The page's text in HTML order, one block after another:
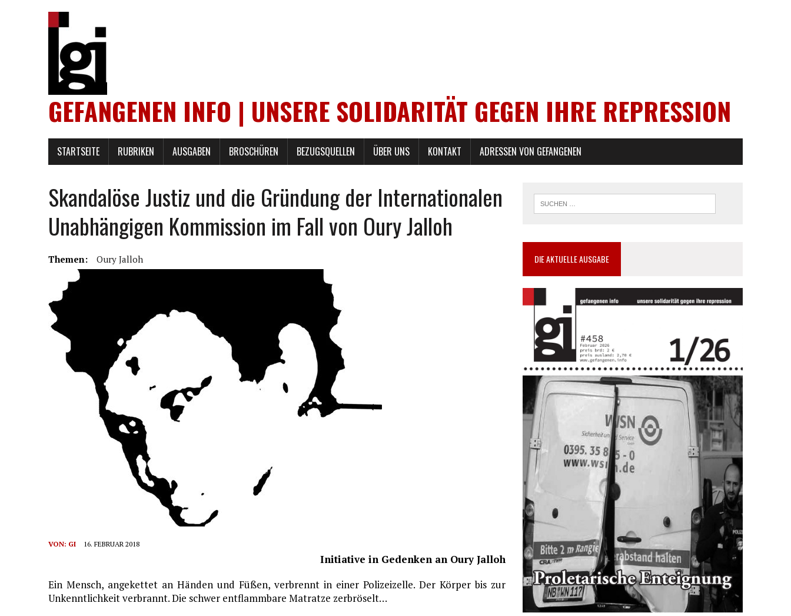
GEFANGENEN INFO | UNSERE SOLIDARITÄT GEGEN IHRE REPRESSION
STARTSEITE RUBRIKEN AUSGABEN BROSCHÜREN BEZUGSQUELLEN ÜBER UNS KONTAKT ADRESSEN VON GEFANGENEN
Skandalöse Justiz und die Gründung der Internationalen
Unabhängigen Kommission im Fall von Oury Jalloh
Themen: Oury Jalloh
VON: GI 16. FEBRUAR 2018
Initiative in Gedenken an Oury Jalloh
Ein Mensch, angekettet an Händen und Füßen, verbrennt in einer Polizeizelle. Der Körper bis zur
Unkenntlichkeit verbrannt. Die schwer entflammbare Matratze zerbröselt…
DIE AKTUELLE AUSGABE